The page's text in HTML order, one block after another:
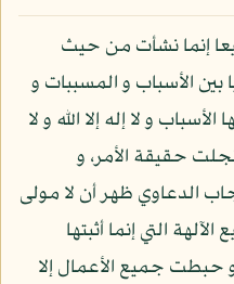
إنما نشأت من حيث
بين الأسباب و المسببات و
و لا إله إلا الله و لا
حقيقة الأمر، و
الدعاوي ظهر أن لا مولى
التي إنما أثبتها
حبطت جميع الأعمال إلا